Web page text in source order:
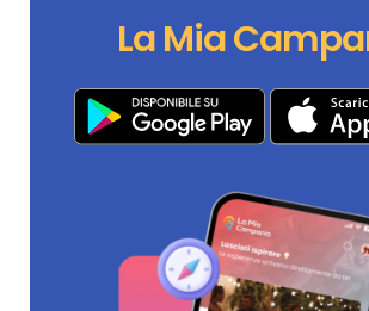
La Mia